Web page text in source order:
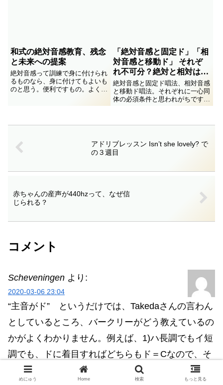
和式の絶対音感教育、残念
と未来への提案
絶対音感って訓練で身に付けられ
るものなら、身に付けてもよいも
のと思う。便利ですもの。よくあ
ってのを書いてみました。最近は
「絶対音感と固定ド」「相
対音感と移動ド」 それぞ
れ不可分？絶対と相対は排
他的？移動・固定ドは共存
不能？
絶対音感と固定ド唱法、相対音感
と移動ド唱法。それぞれに一心同
体の必須条件と思われがちですが
本当？ 絶対音感と相対音感、固
アドリブレッスン Isn’t she lovely? で
の３週目
赤ちゃんの産声が440hzって、なぜ信
じられる？
コメント
Scheveningen より:
2020-03-06 23:04
“主音がド” というだけでは、Takedaさんの言わん
としているところ、バークリーがどう教えているの
かがよくわかりません。例えば、1)ハ長調でもイ短
調でも、ドに着目すればどちらもド＝Cなので、そ
ういう意味で、ハ長調でもイ短調でもキーはCだ、
めにゅう Home 検索 もっと見る